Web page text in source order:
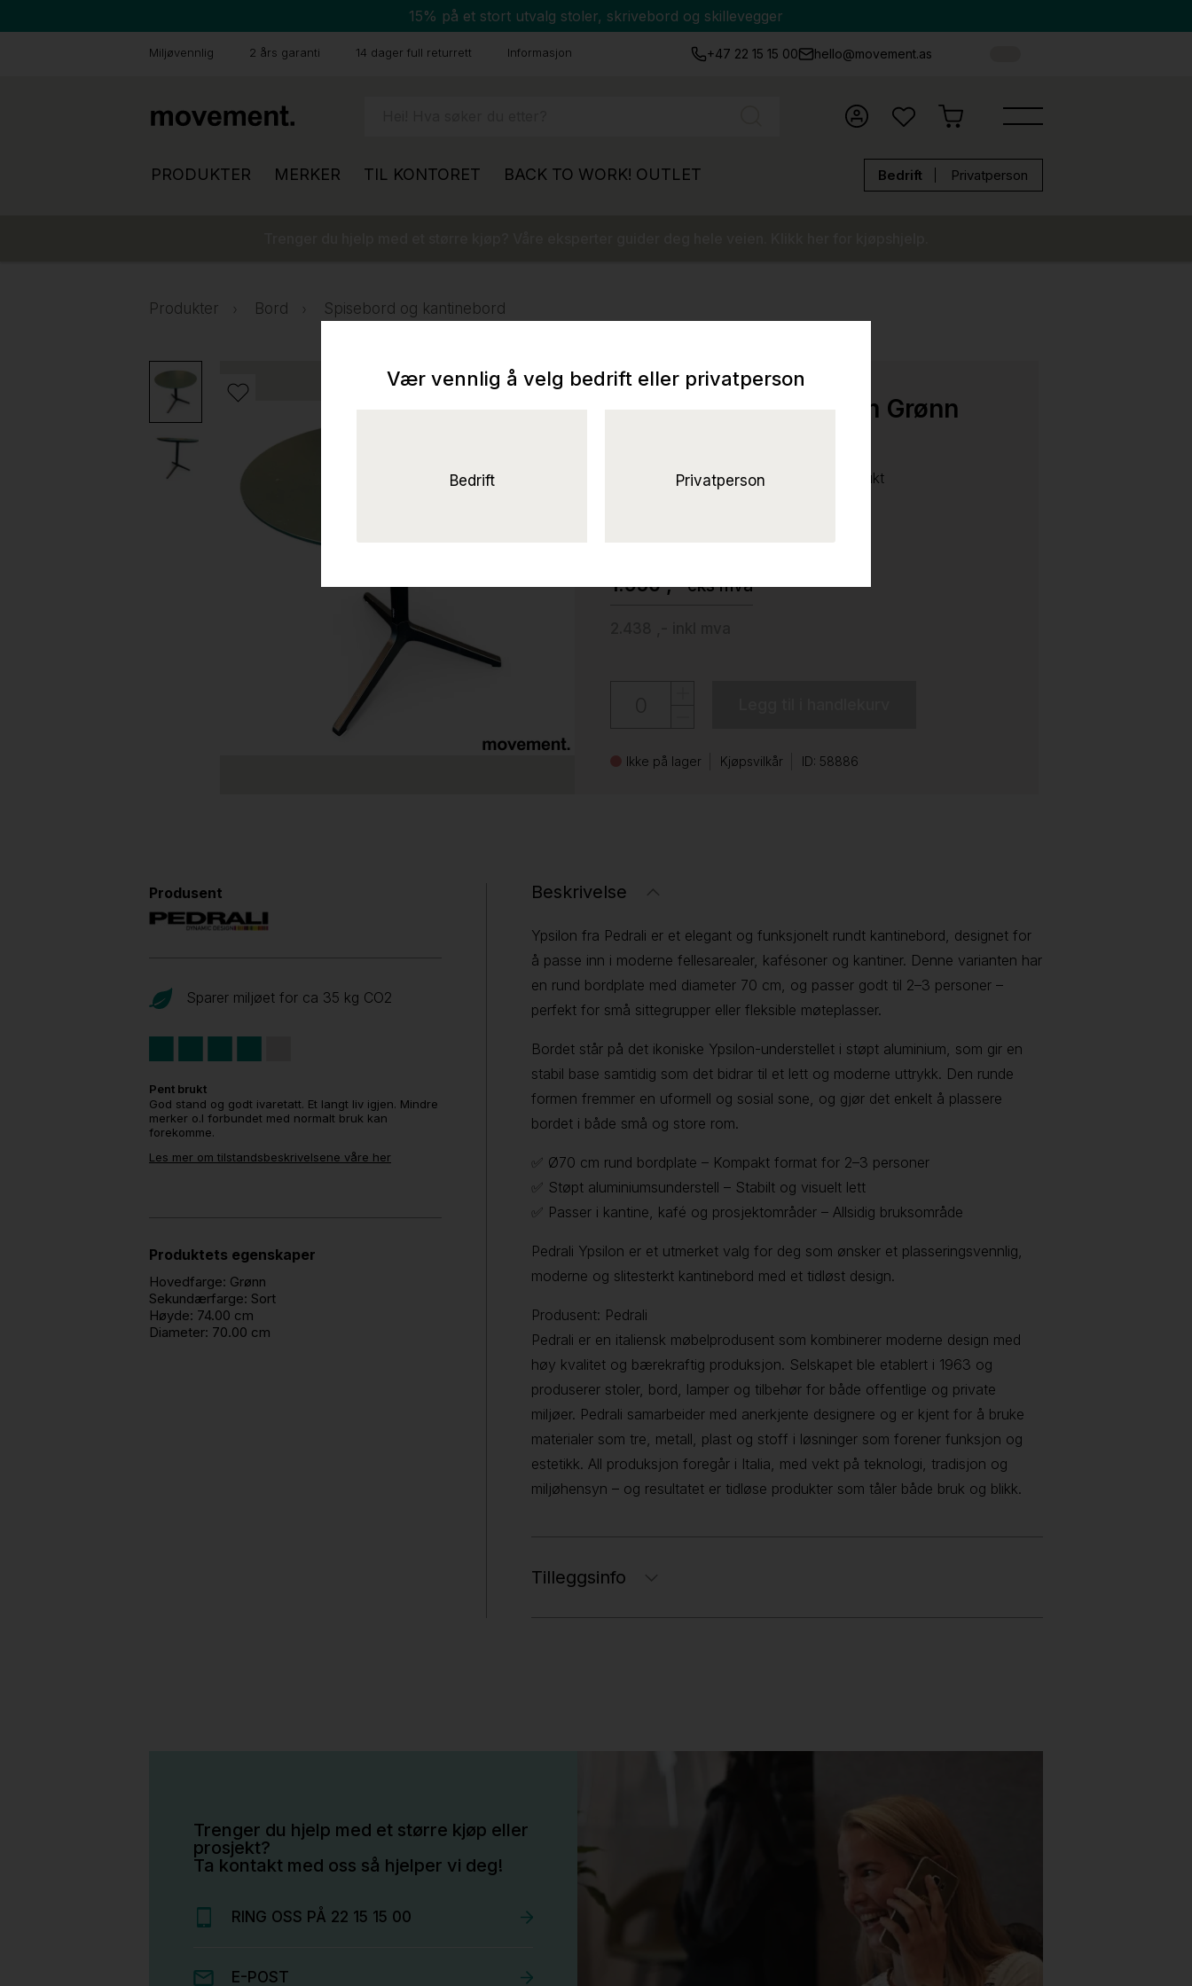
15% på et stort utvalg stoler, skrivebord og skillevegger
Miljøvennlig 2 års garanti 14 dager full returrett Informasjon +47 22 15 15 00 hello@movement.as
PRODUKTER MERKER TIL KONTORET BACK TO WORK! OUTLET Bedrift Privatperson
Produkter Bord Spisebord og kantinebord
Solgt!Ypsilon Ø=70cm Grønn
(Forbo Conifer), sort understell, Pent brukt
1.950 ,-eks mva
Ikke på lager Kjøpsvilkår ID: 58886
Produsent
Sparer miljøet for ca 35 kg CO2
Pent brukt
God stand og godt ivaretatt. Et langt liv igjen. Mindre
merker o.l forbundet med normalt bruk kan
forekomme.
Les mer om tilstandsbeskrivelsene våre her
Produktets egenskaper
Hovedfarge: Grønn
Sekundærfarge: Sort
Høyde: 74.00 cm
Diameter: 70.00 cm
Beskrivelse
Ypsilon fra Pedrali er et elegant og funksjonelt rundt kantinebord, designet for
å passe inn i moderne fellesarealer, kafésoner og kantiner. Denne varianten har
en rund bordplate med diameter 70 cm, og passer godt til 2–3 personer –
perfekt for små sittegrupper eller fleksible møteplasser.
Bordet står på det ikoniske Ypsilon-understellet i støpt aluminium, som gir en
stabil base samtidig som det bidrar til et lett og moderne uttrykk. Den runde
formen fremmer en uformell og sosial sone, og gjør det enkelt å plassere
bordet i både små og store rom.
✅ Ø70 cm rund bordplate – Kompakt format for 2–3 personer
✅ Støpt aluminiumsunderstell – Stabilt og visuelt lett
✅ Passer i kantine, kafé og prosjektområder – Allsidig bruksområde
Pedrali Ypsilon er et utmerket valg for deg som ønsker et plasseringsvennlig,
moderne og slitesterkt kantinebord med et tidløst design.
Produsent: Pedrali
Pedrali er en italiensk møbelprodusent som kombinerer moderne design med
høy kvalitet og bærekraftig produksjon. Selskapet ble etablert i 1963 og
produserer stoler, bord, lamper og tilbehør for både offentlige og private
miljøer. Pedrali samarbeider med anerkjente designere og er kjent for å bruke
materialer som tre, metall, plast og stoff i løsninger som forener funksjon og
estetikk. All produksjon foregår i Italia, med vekt på teknologi, tradisjon og
miljøhensyn – og resultatet er tidløse produkter som tåler både bruk og blikk.
Tilleggsinfo
Trenger du hjelp med et større kjøp eller
prosjekt?
Ta kontakt med oss så hjelper vi deg!
RING OSS PÅ 22 15 15 00
E-POST
Vær vennlig å velg bedrift eller privatperson
Bedrift Privatperson